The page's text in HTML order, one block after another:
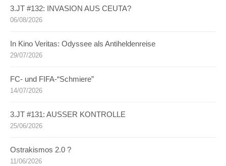
3.JT #132: INVASION AUS CEUTA?
06/08/2026
In Kino Veritas: Odyssee als Antiheldenreise
29/07/2026
FC- und FIFA-“Schmiere”
14/07/2026
3.JT #131: AUSSER KONTROLLE
25/06/2026
Ostrakismos 2.0 ?
11/06/2026